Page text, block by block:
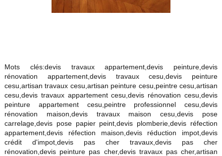
Mots clés:devis travaux appartement,devis peinture,devis
rénovation appartement,devis travaux cesu,devis peinture
cesu,artisan travaux cesu,artisan peinture cesu,peintre cesu,artisan
cesu,devis travaux appartement cesu,devis rénovation cesu,devis
peinture appartement cesu,peintre professionnel cesu,devis
rénovation maison,devis travaux maison cesu,devis pose
carrelage,devis pose papier peint,devis plomberie,devis réfection
appartement,devis réfection maison,devis réduction impot,devis
crédit d'impot,devis pas cher travaux,devis pas cher
rénovation,devis peinture pas cher,devis travaux pas cher,artisan